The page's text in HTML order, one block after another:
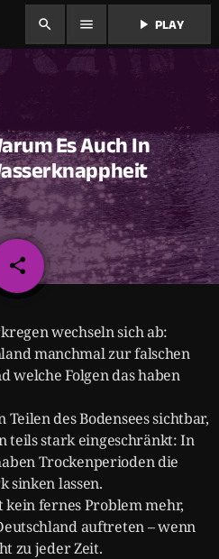
search menu play_arrow PLAY
Es Auch In
share
email
wechseln sich ab:
manchmal zur falschen
welche Folgen das haben
des Bodensees sichtbar,
teils stark eingeschränkt: In
Trockenperioden die
sinken lassen.
fernes Problem mehr,
auftreten – wenn
zu jeder Zeit.